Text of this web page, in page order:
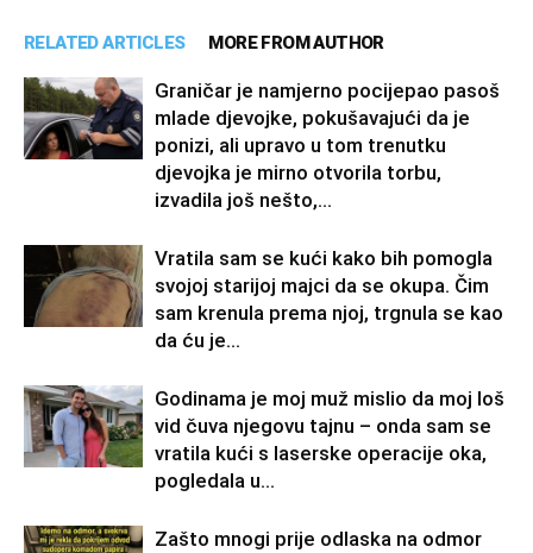
RELATED ARTICLES MORE FROM AUTHOR
Graničar je namjerno pocijepao pasoš
mlade djevojke, pokušavajući da je
ponizi, ali upravo u tom trenutku
djevojka je mirno otvorila torbu,
izvadila još nešto,...
Vratila sam se kući kako bih pomogla
svojoj starijoj majci da se okupa. Čim
sam krenula prema njoj, trgnula se kao
da ću je...
Godinama je moj muž mislio da moj loš
vid čuva njegovu tajnu – onda sam se
vratila kući s laserske operacije oka,
pogledala u...
Zašto mnogi prije odlaska na odmor